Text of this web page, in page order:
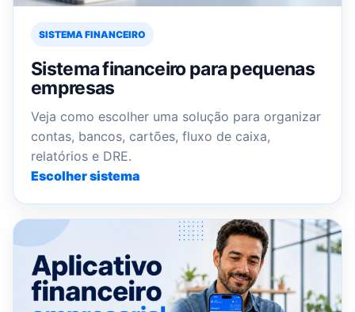
SISTEMA FINANCEIRO
Sistema financeiro para pequenas
empresas
Veja como escolher uma solução para organizar
contas, bancos, cartões, fluxo de caixa,
relatórios e DRE.
Escolher sistema